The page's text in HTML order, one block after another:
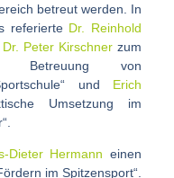
betreut werden. In
referierte Dr. Reinhold
Dr. Peter Kirschner zum
Betreuung von
und Erich
Umsetzung im
Dieter Hermann einen
im Spitzensport“.